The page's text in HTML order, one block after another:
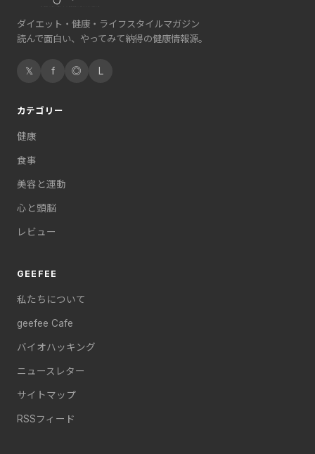
ダイエット・健康・ライフスタイルマガジン
読んで面白い、やってみて納得の健康情報源。
𝕏 f ◎ L
カテゴリー
健康
食事
美容と運動
心と頭脳
レビュー
GEEFEE
私たちについて
geefee Cafe
バイオハッキング
ニュースレター
サイトマップ
RSSフィード